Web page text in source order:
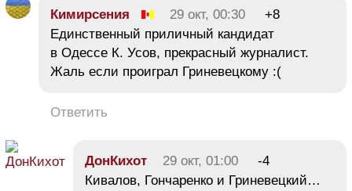
Кимирсения 29 окт, 00:30
+8
Единственный приличный кандидат
в Одессе К. Усов, прекрасный журналист.
Жаль если проиграл Гриневецкому :(
Ответить
ДонКихот 29 окт, 01:00
-4
Кивалов, Гончаренко и Гриневецкий…